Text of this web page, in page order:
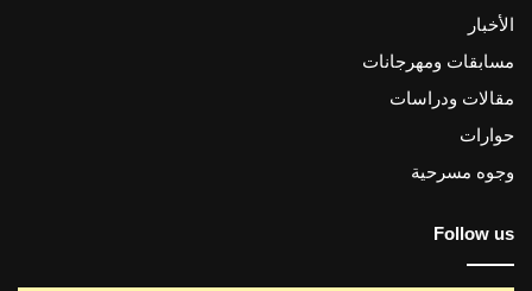
الأخبار
مسابقات ومهرجانات
مقالات ودراسات
حوارات
وجوه مسرحية
Follow us